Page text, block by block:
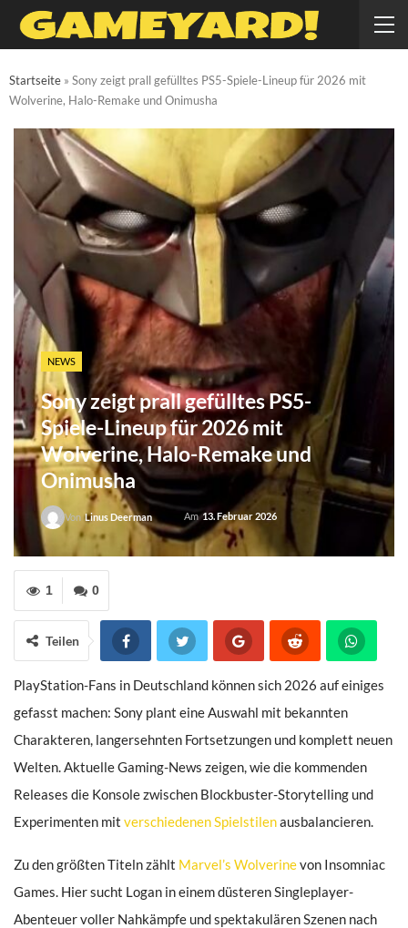
Startseite » Sony zeigt prall gefülltes PS5-Spiele-Lineup für 2026 mit
Wolverine, Halo-Remake und Onimusha
NEWS
Sony zeigt prall gefülltes PS5-
Spiele-Lineup für 2026 mit
Wolverine, Halo-Remake und
Onimusha
Von Linus Deerman Am13. Februar 2026
0
1
Teilen
PlayStation-Fans in Deutschland können sich 2026 auf einiges
gefasst machen: Sony plant eine Auswahl mit bekannten
Charakteren, langersehnten Fortsetzungen und komplett neuen
Welten. Aktuelle Gaming-News zeigen, wie die kommenden
Releases die Konsole zwischen Blockbuster-Storytelling und
Experimenten mit verschiedenen Spielstilenausbalancieren.
Zu den größten Titeln zählt Marvel’s Wolverinevon Insomniac
Games. Hier sucht Logan in einem düsteren Singleplayer-
Abenteuer voller Nahkämpfe und spektakulären Szenen nach